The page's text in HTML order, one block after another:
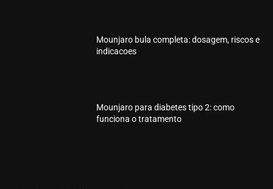
Mounjaro bula completa: dosagem, riscos e
indicacoes
Mounjaro para diabetes tipo 2: como
funciona o tratamento